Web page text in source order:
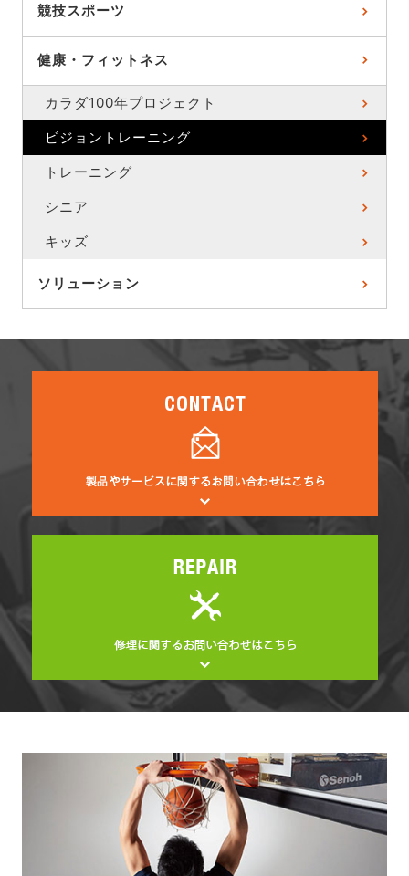
競技スポーツ
健康・フィットネス
カラダ100年プロジェクト
ビジョントレーニング
トレーニング
シニア
キッズ
ソリューション